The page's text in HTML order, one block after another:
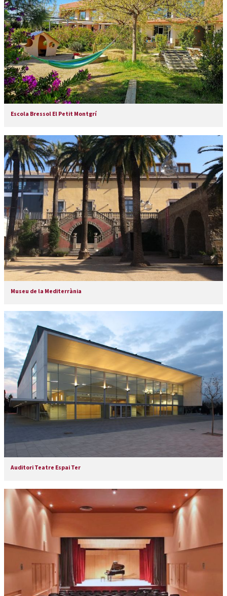
Escola Bressol El Petit Montgrí
Museu de la Mediterrània
Auditori Teatre Espai Ter